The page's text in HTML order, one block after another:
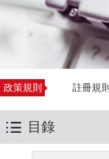
政策規則 註冊規則
目錄